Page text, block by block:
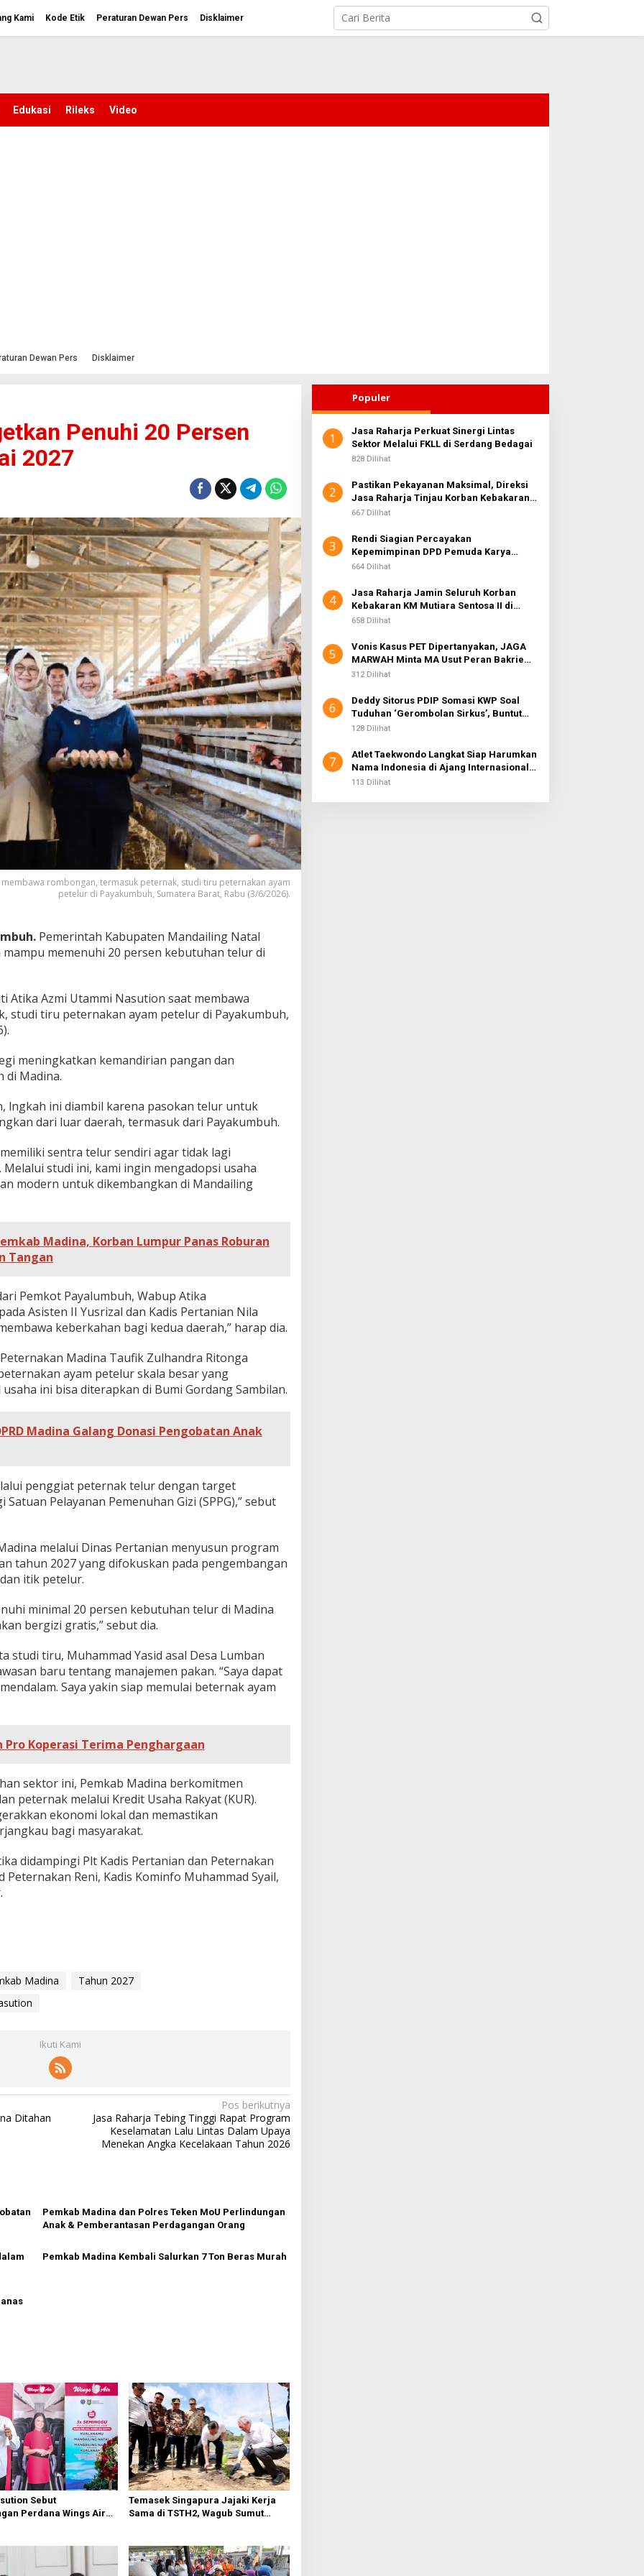
Kami Kode Etik Peraturan Dewan Pers Disklaimer
Edukasi Rileks Video
Dewan Pers Disklaimer
Penuhi 20 Persen
2027
rombongan, termasuk peternak, studi tiru peternakan ayam
petelur di Payakumbuh, Sumatera Barat, Rabu (3/6/2026).
Pemerintah Kabupaten Mandailing Natal
memenuhi 20 persen kebutuhan telur di
Atika Azmi Utammi Nasution saat membawa
studi tiru peternakan ayam petelur di Payakumbuh,
meningkatkan kemandirian pangan dan
di Madina.
lngkah ini diambil karena pasokan telur untuk
dari luar daerah, termasuk dari Payakumbuh.
sentra telur sendiri agar tidak lagi
studi ini, kami ingin mengadopsi usaha
modern untuk dikembangkan di Mandailing
Madina, Korban Lumpur Panas Roburan
Tangan
Pemkot Payalumbuh, Wabup Atika
Asisten II Yusrizal dan Kadis Pertanian Nila
keberkahan bagi kedua daerah,” harap dia.
Madina Taufik Zulhandra Ritonga
ayam petelur skala besar yang
ini bisa diterapkan di Bumi Gordang Sambilan.
Madina Galang Donasi Pengobatan Anak
penggiat peternak telur dengan target
Pelayanan Pemenuhan Gizi (SPPG),” sebut
melalui Dinas Pertanian menyusun program
tahun 2027 yang difokuskan pada pengembangan
itik petelur.
minimal 20 persen kebutuhan telur di Madina
bergizi gratis,” sebut dia.
studi tiru, Muhammad Yasid asal Desa Lumban
baru tentang manajemen pakan. “Saya dapat
Saya yakin siap memulai beternak ayam
Pro Koperasi Terima Penghargaan
sektor ini, Pemkab Madina berkomitmen
peternak melalui Kredit Usaha Rakyat (KUR).
ekonomi lokal dan memastikan
bagi masyarakat.
didampingi Plt Kadis Pertanian dan Peternakan
Reni, Kadis Kominfo Muhammad Syail,
Madina
Tahun 2027
Ikuti Kami
Ditahan
Pos berikutnya
Jasa Raharja Tebing Tinggi Rapat Program
Keselamatan Lalu Lintas Dalam Upaya
Menekan Angka Kecelakaan Tahun 2026
Pemkab Madina dan Polres Teken MoU Perlindungan
Anak & Pemberantasan Perdagangan Orang
Pemkab Madina Kembali Salurkan 7 Ton Beras Murah
Sebut
Perdana Wings Air
Temasek Singapura Jajaki Kerja
Sama di TSTH2, Wagub Sumut
Populer
1
Jasa Raharja Perkuat Sinergi Lintas
Sektor Melalui FKLL di Serdang Bedagai
828 Dilihat
2
Pastikan Pekayanan Maksimal, Direksi
Jasa Raharja Tinjau Korban Kebakaran
KM Mutiara Sentosa II
667 Dilihat
3
Rendi Siagian Percayakan
Kepemimpinan DPD Pemuda Karya
Nasional Kota Medan kepada Josef
664 Dilihat
4
Jasa Raharja Jamin Seluruh Korban
Kebakaran KM Mutiara Sentosa II di
Perairan Sumenep
658 Dilihat
5
Vonis Kasus PET Dipertanyakan, JAGA
MARWAH Minta MA Usut Peran Bakrie
Group
312 Dilihat
6
Deddy Sitorus PDIP Somasi KWP Soal
Tuduhan ‘Gerombolan Sirkus’, Buntut
Rapat Komisi II Dipimpin Sufmi Dasco
128 Dilihat
7
Atlet Taekwondo Langkat Siap Harumkan
Nama Indonesia di Ajang Internasional
G2 Asian
113 Dilihat